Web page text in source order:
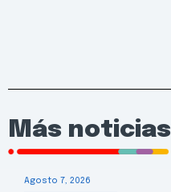
Más noticias
Agosto 7, 2026